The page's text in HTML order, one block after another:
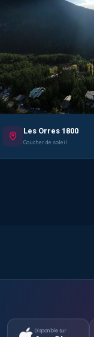
Les Orres 1800
Coucher de soleil
Disponible sur